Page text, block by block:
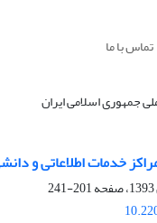
تماس با ما
جمهوری اسلامی ایران
خدمات اطلاعاتی و
201-241